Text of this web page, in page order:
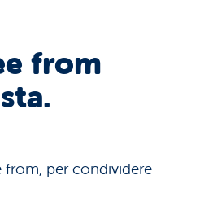
from
from, per condividere